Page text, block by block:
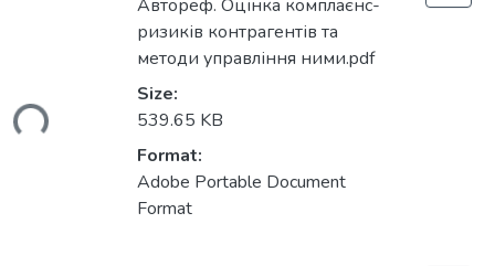
Автореф. Оцінка комплаєнс-
ризиків контрагентів та
методи управління ними.pdf
Size:
539.65 KB
Format:
Adobe Portable Document
Format